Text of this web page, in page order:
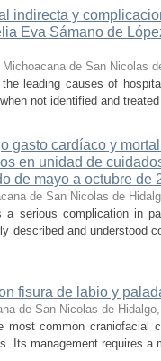
indirecta y
Eva Sámano de
Michoacana de San Nicolas
leading causes of
not identified and
gasto cardíaco y
en unidad de
de mayo a octubre de
de San Nicolas de
serious complication in
described and understood
fisura de labio y
de San Nicolas de Hidalgo
common craniofacial
Its management requires a